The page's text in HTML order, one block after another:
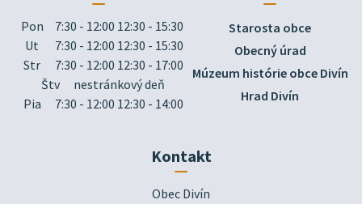
Pon
7:30 - 12:00 12:30 - 15:30
Ut
7:30 - 12:00 12:30 - 15:30
Str
7:30 - 12:00 12:30 - 17:00
Štv
nestránkový deň
Pia
7:30 - 12:00 12:30 - 14:00
Starosta obce
Obecný úrad
Múzeum histórie obce Divín
Hrad Divín
Kontakt
Obec Divín